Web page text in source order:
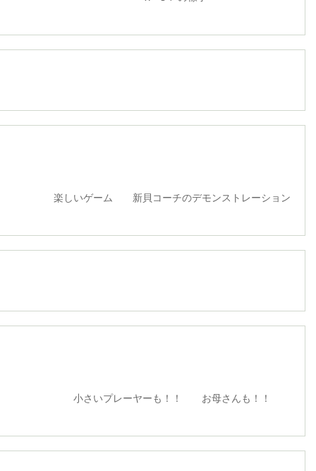
新貝コーチのデモンストレーション
ーヤーも！！ お母さんも！！